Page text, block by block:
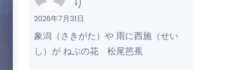
り
2026年7月31日
象潟（さきがた）や 雨に西施（せい
し）が ねぶの花 松尾芭蕉